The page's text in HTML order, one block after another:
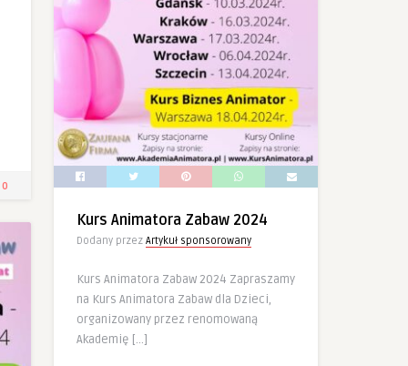
0
Kurs Animatora Zabaw 2024
Dodany przez Artykuł sponsorowany
Kurs Animatora Zabaw 2024 Zapraszamy
na Kurs Animatora Zabaw dla Dzieci,
organizowany przez renomowaną
Akademię […]